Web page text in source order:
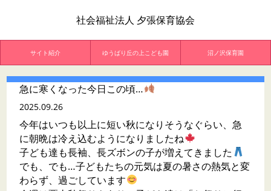
社会福祉法人 夕張保育協会
サイト紹介 ゆうばり丘の上こども園 沼ノ沢保育園
急に寒くなった今日この頃…
2025.09.26
今年はいつも以上に短い秋になりそうなぐらい、急
に朝晩は冷え込むようになりましたね
子ども達も長袖、長ズボンの子が増えてきました
でも、でも…子どもたちの元気は夏の暑さの熱気と変
わらず、過ごしています